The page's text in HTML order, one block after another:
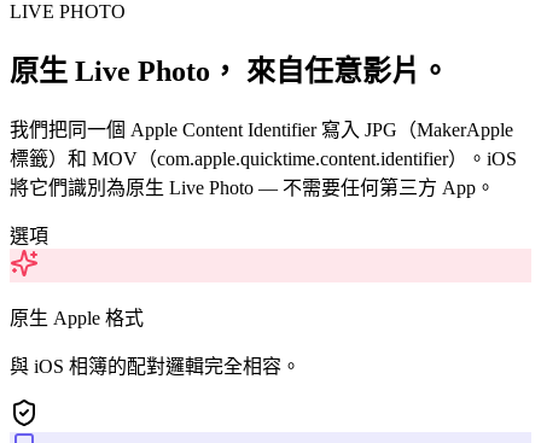
LIVE PHOTO
原生 Live Photo， 來自任意影片。
我們把同一個 Apple Content Identifier 寫入 JPG（MakerApple
標籤）和 MOV（com.apple.quicktime.content.identifier）。iOS
將它們識別為原生 Live Photo — 不需要任何第三方 App。
選項
原生 Apple 格式
與 iOS 相簿的配對邏輯完全相容。